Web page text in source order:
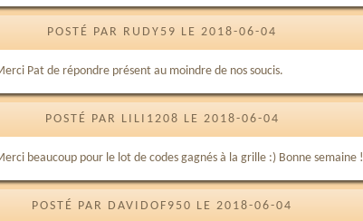
POSTÉ PAR RUDY59 LE 2018-06-04
Pat de répondre présent au moindre de nos soucis.
POSTÉ PAR LILI1208 LE 2018-06-04
beaucoup pour le lot de codes gagnés à la grille :) Bonne semaine !
POSTÉ PAR DAVIDOF950 LE 2018-06-04